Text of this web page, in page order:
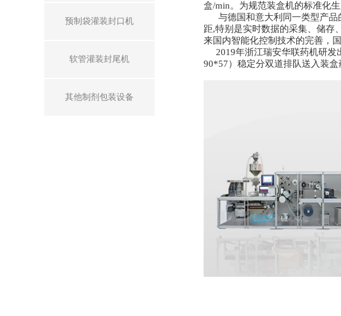
预制袋灌装封口机
软管灌装封尾机
其他制剂包装设备
盒/min。为规范装盒机的标准化
与德国和意大利同一类型产品
距,特别是实时数据的采集、储存
来国内智能化控制技术的完善，
2019年浙江瑞安华联药机研发
90*57）稳定分双道排队送入装盒